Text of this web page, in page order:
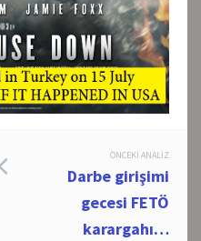
ÖNCEKI ANALIZ
Darbe girişimi
gecesi FETÖ
karargahı…